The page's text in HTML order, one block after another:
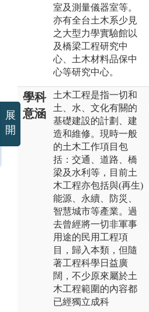
室及測量儀器室等。
亦有全台土木系少見
之大型力學實驗館以
及橋梁工程研究中
心、土木材料品保中
心等研究中心。
學科
意涵
土木工程是指一切和
土、水、文化有關的
基礎建設的計劃、建
造和維修。現時一般
的土木工作項目包
括：交通、道路、橋
梁及水利等，目前土
木工程亦包括與(再生)
能源、永續、防災、
智慧城市等產業。過
去曾經將一切非軍事
用途的民用工程項
目，歸入本類，但隨
著工程科學日益廣
闊，不少原來屬於土
木工程範圍的內容都
已經獨立成科
展
開